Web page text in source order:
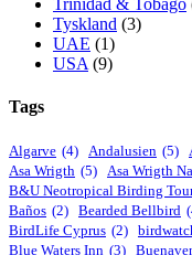
Tyskland (3)
UAE (1)
USA (9)
Tags
Algarve (4) Andalusien (5)
Asa Wrigth (5) Asa Wrigth
B&U Neotropical Birding
Baños (2) Bearded Bellbird
BirdLife Cyprus (2)
Blue Waters Inn (3)